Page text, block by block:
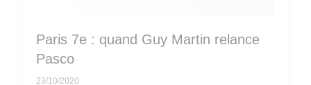
Paris 7e : quand Guy Martin relance
Pasco
23/10/2020